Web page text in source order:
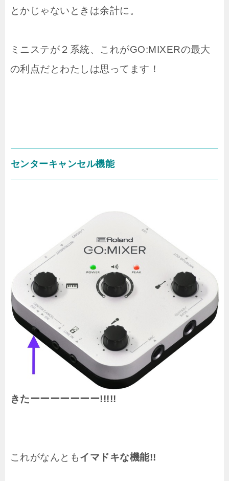
とかじゃないときは余計に。
ミニステが２系統、これがGO:MIXERの最大
の利点だとわたしは思ってます！
センターキャンセル機能
きたーーーーーーー!!!!!
これがなんともイマドキな機能!!